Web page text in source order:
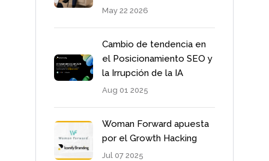
May 22 2026
Cambio de tendencia en
el Posicionamiento SEO y
la Irrupción de la IA
Aug 01 2025
Woman Forward apuesta
por el Growth Hacking
Jul 07 2025